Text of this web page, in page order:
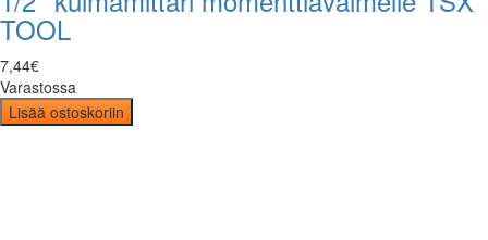
TOOL
7,44€
Varastossa
Lisää ostoskoriin